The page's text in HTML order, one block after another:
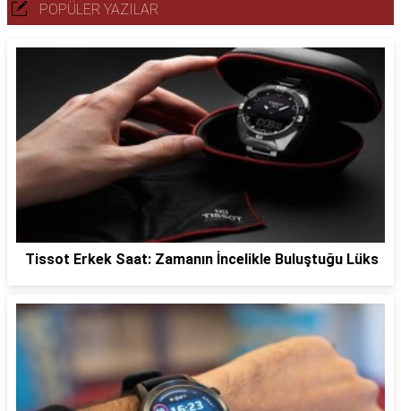
POPÜLER YAZILAR
Tissot Erkek Saat: Zamanın İncelikle Buluştuğu Lüks